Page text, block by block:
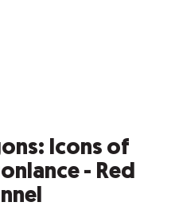
Icons of
- Red